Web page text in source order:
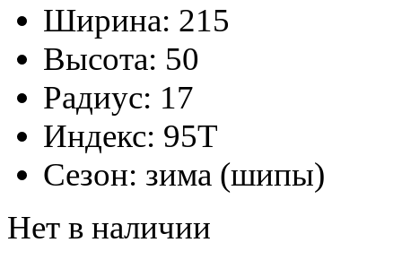
Ширина: 215
Высота: 50
Радиус: 17
Индекс: 95T
Сезон: зима (шипы)
Нет в наличии